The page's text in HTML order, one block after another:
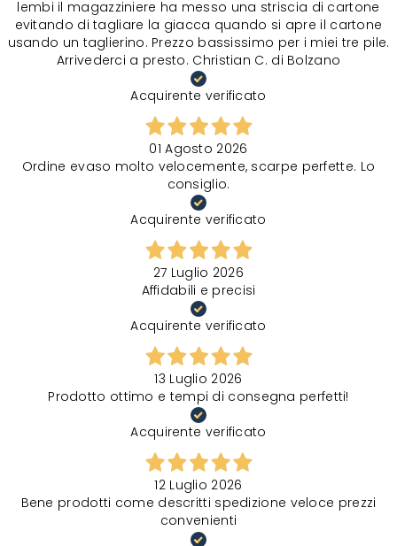
lembi il magazziniere ha messo una striscia di cartone
evitando di tagliare la giacca quando si apre il cartone
usando un taglierino. Prezzo bassissimo per i miei tre pile.
Arrivederci a presto. Christian C. di Bolzano
Acquirente verificato
01 Agosto 2026
Ordine evaso molto velocemente, scarpe perfette. Lo
consiglio.
Acquirente verificato
27 Luglio 2026
Affidabili e precisi
Acquirente verificato
13 Luglio 2026
Prodotto ottimo e tempi di consegna perfetti!
Acquirente verificato
12 Luglio 2026
Bene prodotti come descritti spedizione veloce prezzi
convenienti